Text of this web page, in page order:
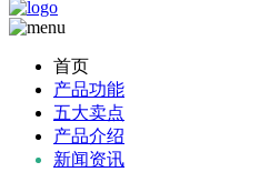
首页
产品功能
五大卖点
产品介绍
新闻资讯